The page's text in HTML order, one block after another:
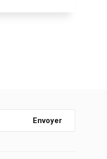
Envoyer